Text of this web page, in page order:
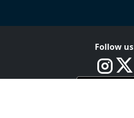
Follow us